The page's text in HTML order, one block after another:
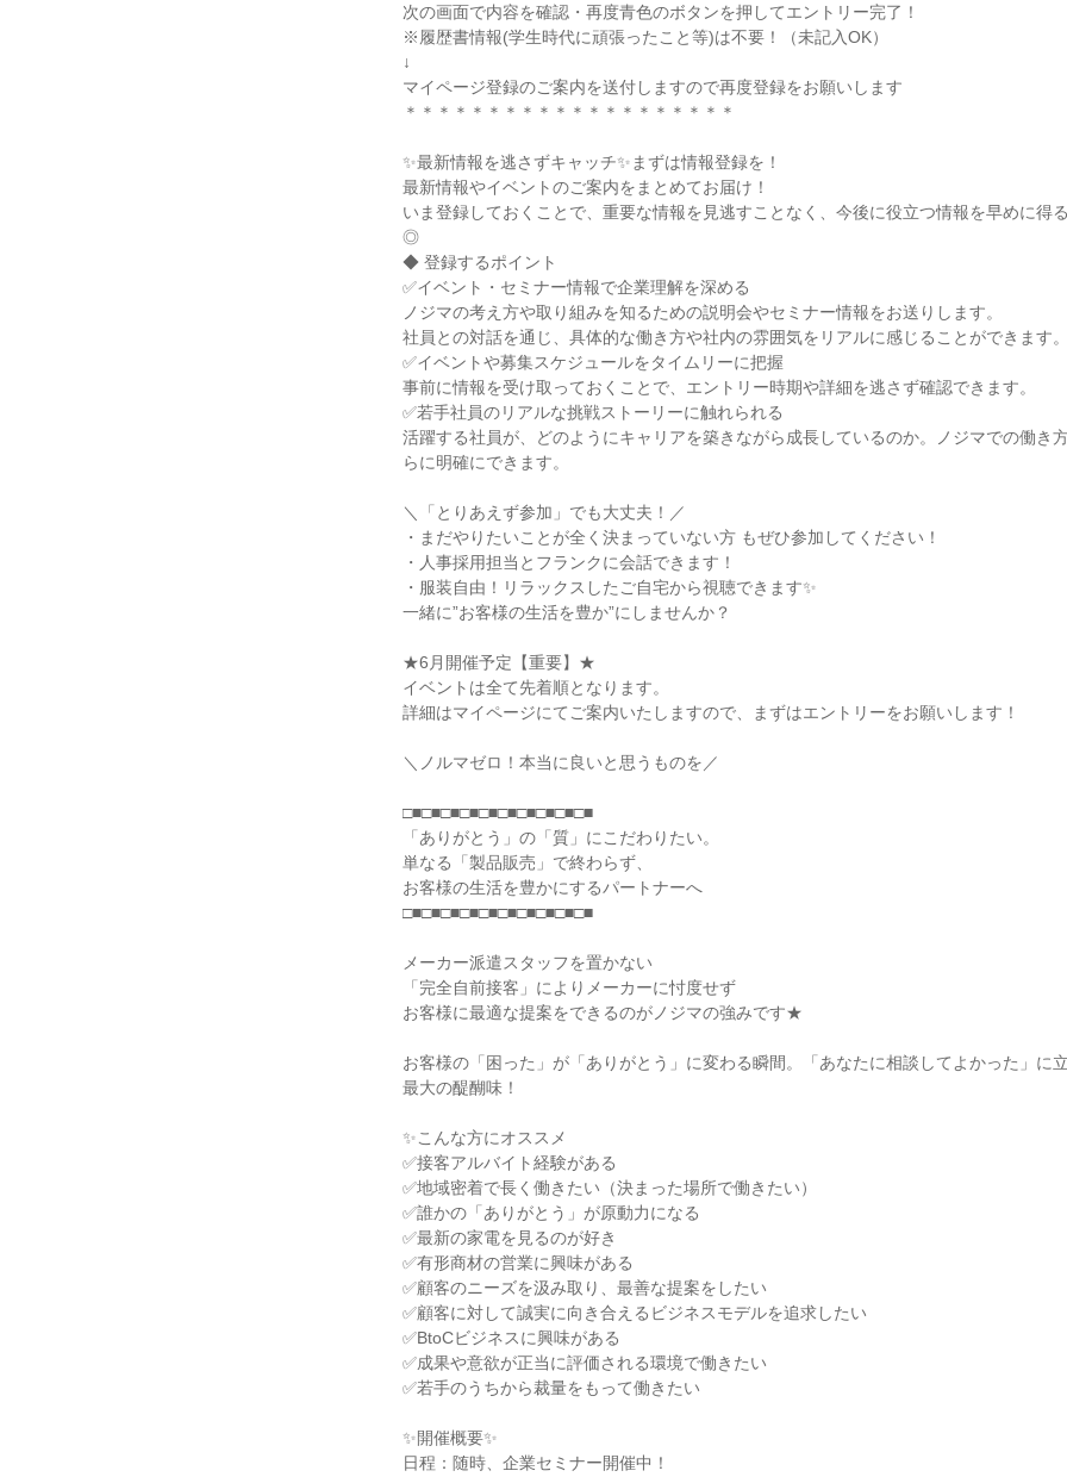
次の画面で内容を確認・再度青色のボタンを押してエントリー完了！
※履歴書情報(学生時代に頑張ったこと等)は不要！（未記入OK）
↓
マイページ登録のご案内を送付しますので再度登録をお願いします
＊＊＊＊＊＊＊＊＊＊＊＊＊＊＊＊＊＊＊＊
✨最新情報を逃さずキャッチ✨まずは情報登録を！
最新情報やイベントのご案内をまとめてお届け！
いま登録しておくことで、重要な情報を見逃すことなく、今後に役立つ情報を早めに得
◎
◆ 登録するポイント
✅イベント・セミナー情報で企業理解を深める
ノジマの考え方や取り組みを知るための説明会やセミナー情報をお送りします。
社員との対話を通じ、具体的な働き方や社内の雰囲気をリアルに感じることができます。
✅イベントや募集スケジュールをタイムリーに把握
事前に情報を受け取っておくことで、エントリー時期や詳細を逃さず確認できます。
✅若手社員のリアルな挑戦ストーリーに触れられる
活躍する社員が、どのようにキャリアを築きながら成長しているのか。ノジマでの働き
らに明確にできます。
＼「とりあえず参加」でも大丈夫！／
・まだやりたいことが全く決まっていない方 もぜひ参加してください！
・人事採用担当とフランクに会話できます！
・服装自由！リラックスしたご自宅から視聴できます✨
一緒に”お客様の生活を豊か”にしませんか？
★6月開催予定【重要】★
イベントは全て先着順となります。
詳細はマイページにてご案内いたしますので、まずはエントリーをお願いします！
＼ノルマゼロ！本当に良いと思うものを／
□■□■□■□■□■□■□■□■□■□■
「ありがとう」の「質」にこだわりたい。
単なる「製品販売」で終わらず、
お客様の生活を豊かにするパートナーへ
□■□■□■□■□■□■□■□■□■□■
メーカー派遣スタッフを置かない
「完全自前接客」によりメーカーに忖度せず
お客様に最適な提案をできるのがノジマの強みです★
お客様の「困った」が「ありがとう」に変わる瞬間。「あなたに相談してよかった」に
最大の醍醐味！
✨こんな方にオススメ
✅接客アルバイト経験がある
✅地域密着で長く働きたい（決まった場所で働きたい）
✅誰かの「ありがとう」が原動力になる
✅最新の家電を見るのが好き
✅有形商材の営業に興味がある
✅顧客のニーズを汲み取り、最善な提案をしたい
✅顧客に対して誠実に向き合えるビジネスモデルを追求したい
✅BtoCビジネスに興味がある
✅成果や意欲が正当に評価される環境で働きたい
✅若手のうちから裁量をもって働きたい
✨開催概要✨
日程：随時、企業セミナー開催中！